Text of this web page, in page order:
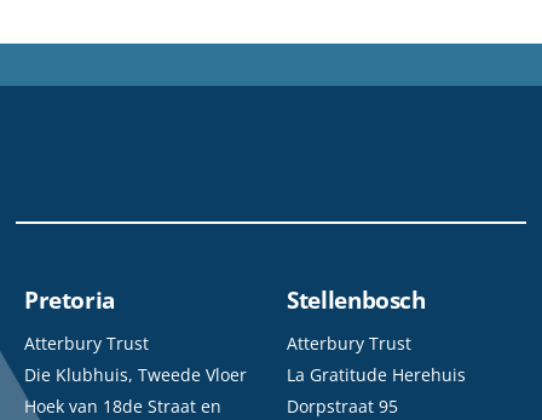
Pretoria
Atterbury Trust
Die Klubhuis, Tweede Vloer
Hoek van 18de Straat en
Stellenbosch
Atterbury Trust
La Gratitude Herehuis
Dorpstraat 95